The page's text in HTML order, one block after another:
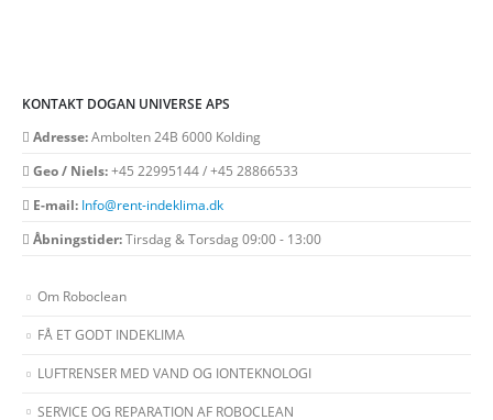
KONTAKT DOGAN UNIVERSE APS
Adresse:Ambolten 24B 6000 Kolding
Geo / Niels:+45 22995144 / +45 28866533
E-mail: Info@rent-indeklima.dk
Åbningstider:Tirsdag & Torsdag 09:00 - 13:00
Om Roboclean
FÅ ET GODT INDEKLIMA
LUFTRENSER MED VAND OG IONTEKNOLOGI
SERVICE OG REPARATION AF ROBOCLEAN